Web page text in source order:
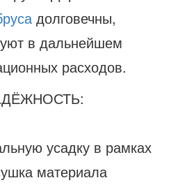
долговечны,
в дальнейшем
расходов.
усадку в рамках
материала